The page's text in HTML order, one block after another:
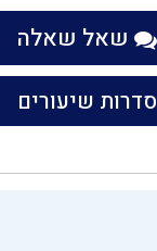
שאל שאלה
סדרות שיעורים